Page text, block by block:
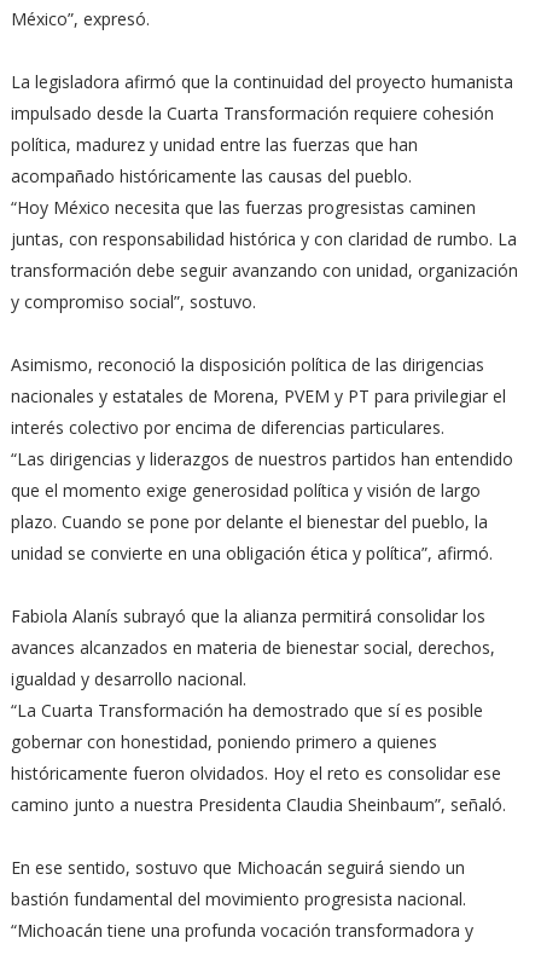
México”, expresó.
La legisladora afirmó que la continuidad del proyecto humanista
impulsado desde la Cuarta Transformación requiere cohesión
política, madurez y unidad entre las fuerzas que han
acompañado históricamente las causas del pueblo.
“Hoy México necesita que las fuerzas progresistas caminen
juntas, con responsabilidad histórica y con claridad de rumbo. La
transformación debe seguir avanzando con unidad, organización
y compromiso social”, sostuvo.
Asimismo, reconoció la disposición política de las dirigencias
nacionales y estatales de Morena, PVEM y PT para privilegiar el
interés colectivo por encima de diferencias particulares.
“Las dirigencias y liderazgos de nuestros partidos han entendido
que el momento exige generosidad política y visión de largo
plazo. Cuando se pone por delante el bienestar del pueblo, la
unidad se convierte en una obligación ética y política”, afirmó.
Fabiola Alanís subrayó que la alianza permitirá consolidar los
avances alcanzados en materia de bienestar social, derechos,
igualdad y desarrollo nacional.
“La Cuarta Transformación ha demostrado que sí es posible
gobernar con honestidad, poniendo primero a quienes
históricamente fueron olvidados. Hoy el reto es consolidar ese
camino junto a nuestra Presidenta Claudia Sheinbaum”, señaló.
En ese sentido, sostuvo que Michoacán seguirá siendo un
bastión fundamental del movimiento progresista nacional.
“Michoacán tiene una profunda vocación transformadora y